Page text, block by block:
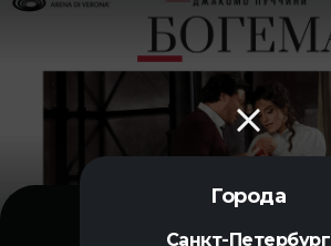
Города
Санкт-Петербург